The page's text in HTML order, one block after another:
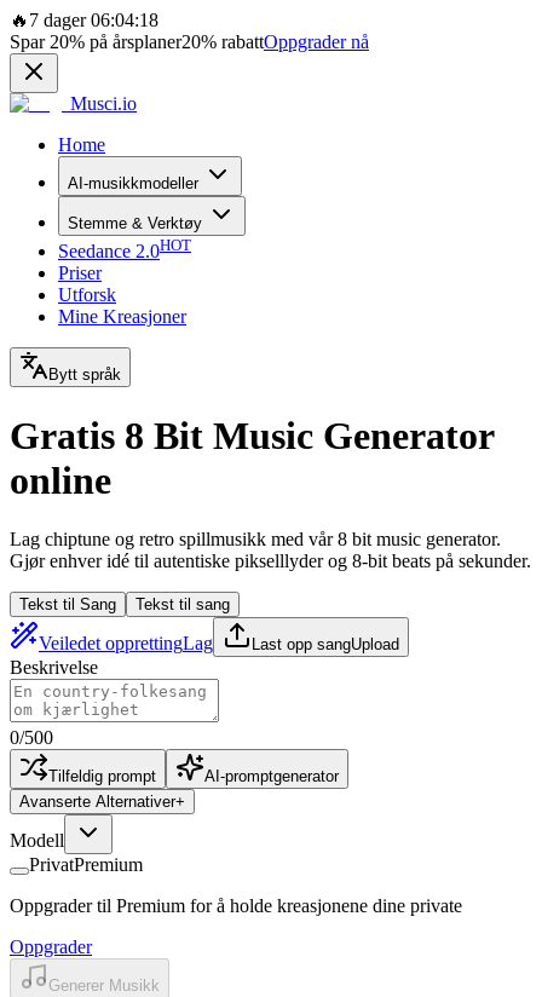
🔥 7 dager 06:04:18
Spar 20% på årsplaner20% rabattOppgrader nå
Musci.io
Home
AI-musikkmodeller
Stemme & Verktøy
Seedance 2.0HOT
Priser
Utforsk
Mine Kreasjoner
Bytt språk
Gratis 8 Bit Music Generator
online
Lag chiptune og retro spillmusikk med vår 8 bit music generator.
Gjør enhver idé til autentiske pikselllyder og 8-bit beats på sekunder.
Tekst til Sang Tekst til sang
Veiledet opprettingLag Last opp sangUpload
Beskrivelse
0/500
Tilfeldig prompt
AI-promptgenerator
Avanserte Alternativer+
Modell
PrivatPremium
Oppgrader til Premium for å holde kreasjonene dine private
Oppgrader
Generer Musikk